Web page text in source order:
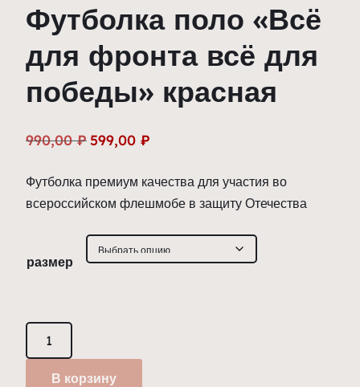
Футболка поло «Всё
для фронта всё для
победы» красная
990,00₽ Первоначальная
составляла
990,00 ₽.
599,00 ₽
599,00 ₽.
Футболка премиум качества для участия во
всероссийском флешмобе в защиту Отечества
размер
Количество
товара
Футболка
В корзину